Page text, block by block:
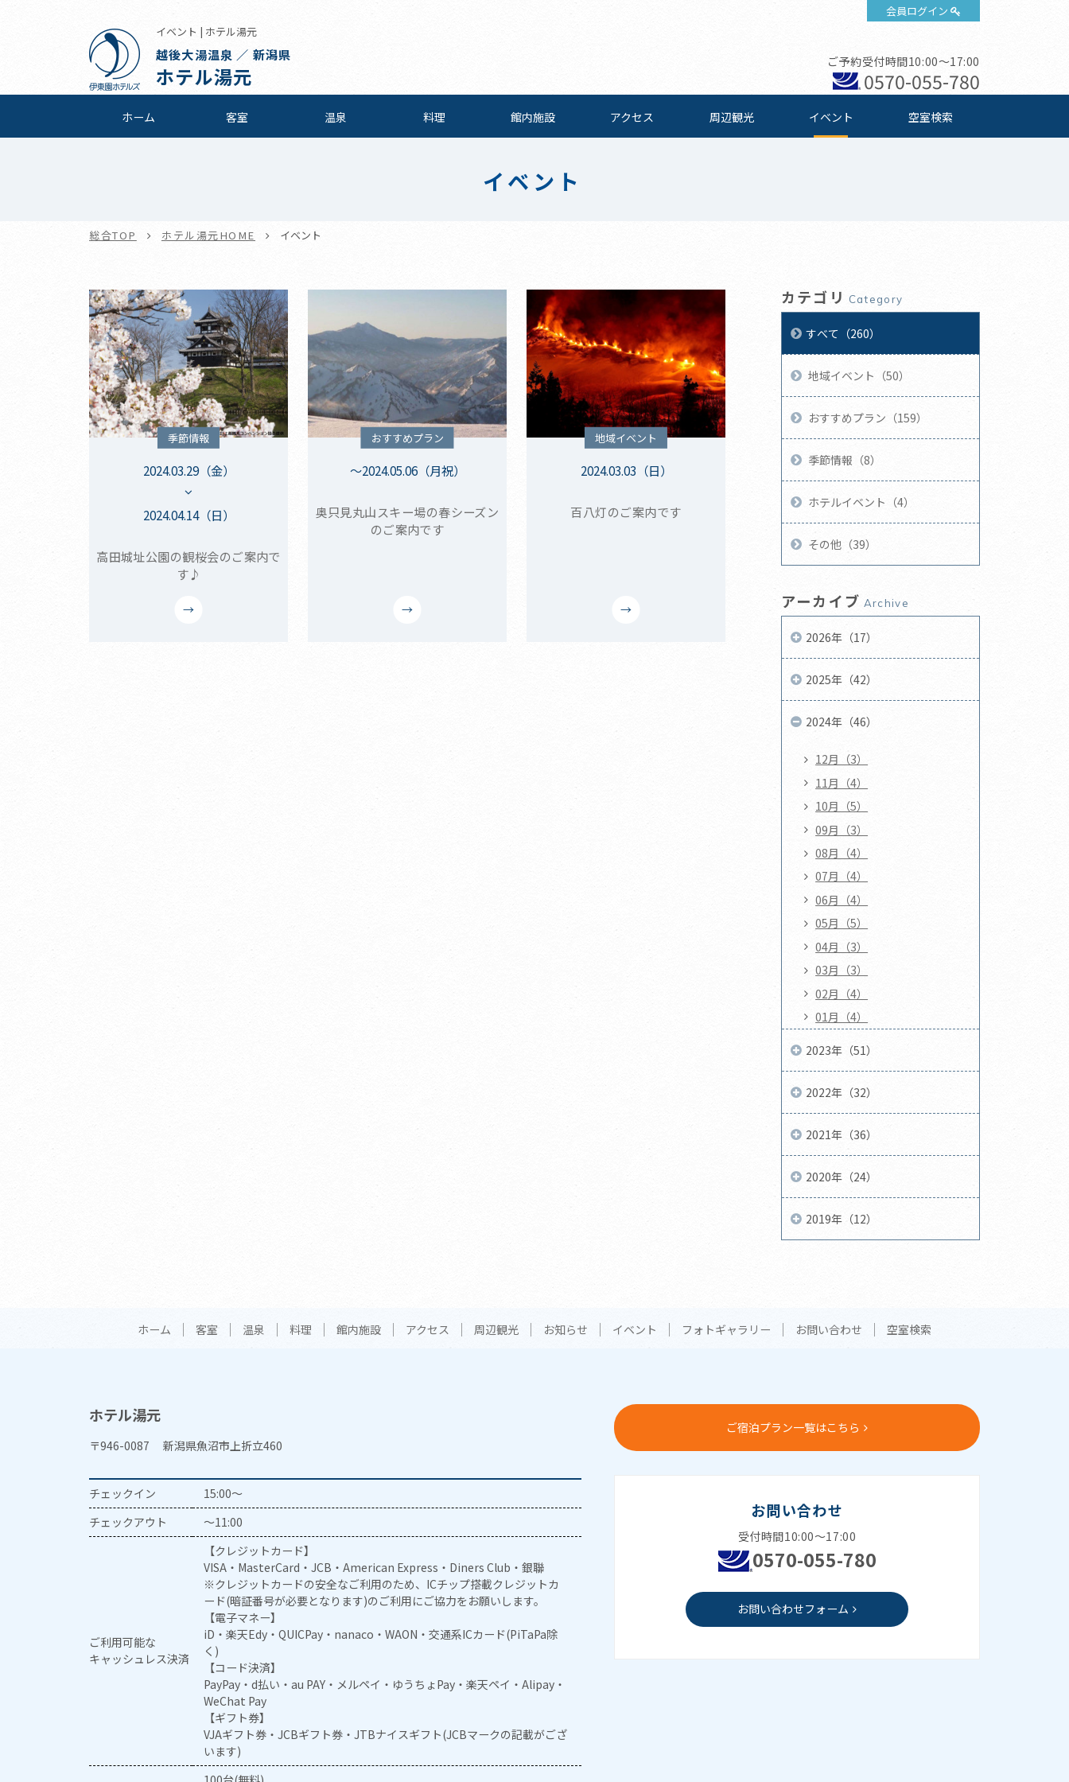
会員ログイン
イベント | ホテル湯元
越後大湯温泉 ／ 新潟県
ホテル湯元
ご予約受付時間10:00～17:00
0570-055-780
ホーム 客室 温泉 料理 館内施設 アクセス 周辺観光 イベント 空室検索
イベント
総合TOP ホテル湯元HOME イベント
季節情報
2024.03.29（金）
2024.04.14（日）
高田城址公園の観桜会のご案内で
す♪
おすすめプラン
～2024.05.06（月祝）
奥只見丸山スキー場の春シーズン
のご案内です
地域イベント
2024.03.03（日）
百八灯のご案内です
カテゴリ Category
すべて（260）
地域イベント（50）
おすすめプラン（159）
季節情報（8）
ホテルイベント（4）
その他（39）
アーカイブ Archive
2026年（17）
2025年（42）
2024年（46）
12月（3）
11月（4）
10月（5）
09月（3）
08月（4）
07月（4）
06月（4）
05月（5）
04月（3）
03月（3）
02月（4）
01月（4）
2023年（51）
2022年（32）
2021年（36）
2020年（24）
2019年（12）
ホーム 客室 温泉 料理 館内施設 アクセス 周辺観光 お知らせ イベント フォトギャラリー お問い合わせ 空室検索
ホテル湯元
〒946-0087 新潟県魚沼市上折立460
チェックイン
15:00～
チェックアウト
～11:00
ご利用可能な
キャッシュレス決済
【クレジットカード】
VISA・MasterCard・JCB・American Express・Diners Club・銀聯
※クレジットカードの安全なご利用のため、ICチップ搭載クレジットカ
ード(暗証番号が必要となります)のご利用にご協力をお願いします。
【電子マネー】
iD・楽天Edy・QUICPay・nanaco・WAON・交通系ICカード(PiTaPa除
く)
【コード決済】
PayPay・d払い・au PAY・メルペイ・ゆうちょPay・楽天ペイ・Alipay・
WeChat Pay
【ギフト券】
VJAギフト券・JCBギフト券・JTBナイスギフト(JCBマークの記載がござ
います)
ご宿泊プラン一覧はこちら
お問い合わせ
受付時間10:00～17:00
0570-055-780
お問い合わせフォーム